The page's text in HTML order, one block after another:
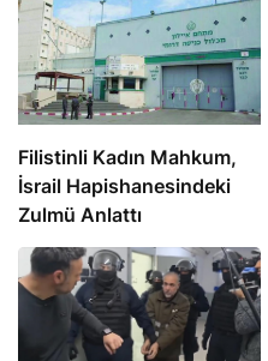
Filistinli Kadın Mahkum,
İsrail Hapishanesindeki
Zulmü Anlattı